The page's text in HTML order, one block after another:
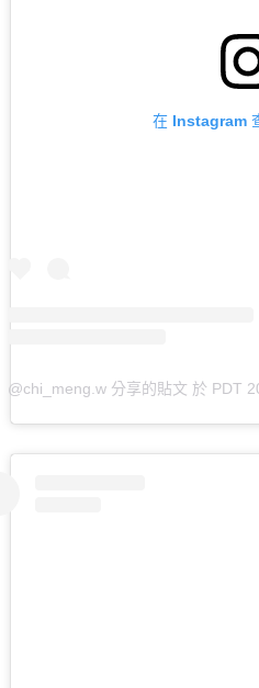
在 Instagram
@chi_meng.w 分享的貼文 於 PDT